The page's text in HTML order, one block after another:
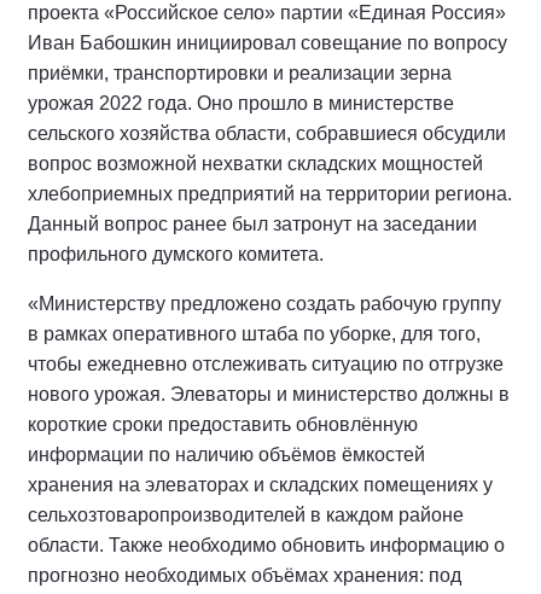
проекта «Российское село» партии «Единая Россия»
Иван Бабошкин инициировал совещание по вопросу
приёмки, транспортировки и реализации зерна
урожая 2022 года. Оно прошло в министерстве
сельского хозяйства области, собравшиеся обсудили
вопрос возможной нехватки складских мощностей
хлебоприемных предприятий на территории региона.
Данный вопрос ранее был затронут на заседании
профильного думского комитета.
«Министерству предложено создать рабочую группу
в рамках оперативного штаба по уборке, для того,
чтобы ежедневно отслеживать ситуацию по отгрузке
нового урожая. Элеваторы и министерство должны в
короткие сроки предоставить обновлённую
информации по наличию объёмов ёмкостей
хранения на элеваторах и складских помещениях у
сельхозтоваропроизводителей в каждом районе
области. Также необходимо обновить информацию о
прогнозно необходимых объёмах хранения: под